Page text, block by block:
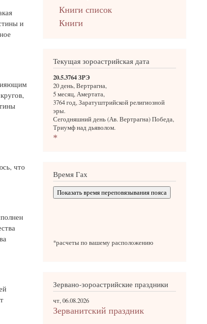
и
что
Книги список
Книги
Текущая зороастрийская дата
20.5.3764 ЗРЭ
20 день, Вертрагна,
5 месяц, Амертата,
3764 год, Заратуштрийской религиозной
эры.
Сегодняшний день (Ав. Вертрагна) Победа,
Триумф над дьяволом.
*
Время Гах
Показать время переповязывания пояса
*расчеты по вашему расположению
Зервано-зороастрийские праздники
чт, 06.08.2026
Зерванитский праздник